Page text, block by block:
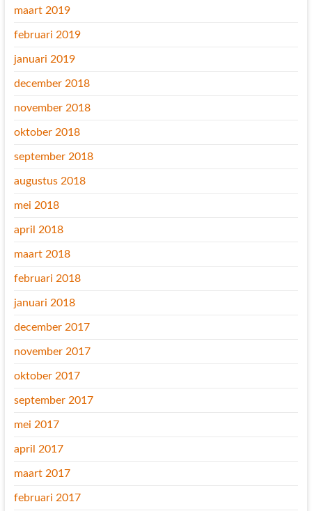
maart 2019
februari 2019
januari 2019
december 2018
november 2018
oktober 2018
september 2018
augustus 2018
mei 2018
april 2018
maart 2018
februari 2018
januari 2018
december 2017
november 2017
oktober 2017
september 2017
mei 2017
april 2017
maart 2017
februari 2017